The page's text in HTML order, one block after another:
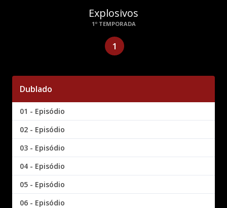
Explosivos
1º TEMPORADA
1
Dublado
01 - Episódio
02 - Episódio
03 - Episódio
04 - Episódio
05 - Episódio
06 - Episódio